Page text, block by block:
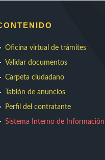
Oficina virtual de trámites
Validar documentos
Carpeta ciudadano
Tablón de anuncios
Perfil del contratante
Sistema Interno de Información